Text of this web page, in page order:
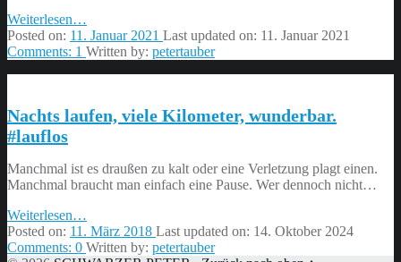
Weiterlesen
Bücher,
um
zu
…
Posted on: 11. Januar 2021 Last updated on: 11. Januar 2021
Comments: 1 Written by: petertauber
Nachts laufen, viele Kilometer, wunderbar.
#lauflos
Manchmal ist es draußen zu kalt oder eine Verletzung plagt einen.
Manchmal braucht man einfach eine Pause. Wer dennoch nicht…
Weiterlesen
laufen,
viele
…
Posted on: 11. März 2018 Last updated on: 14. Oktober 2024
Comments: 0 Written by: petertauber